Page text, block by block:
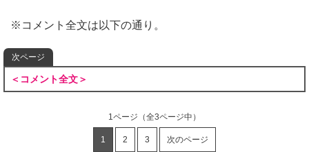
※コメント全文は以下の通り。
次ページ
＜コメント全文＞
1ページ （全3ページ中）
1 2 3 次のページ